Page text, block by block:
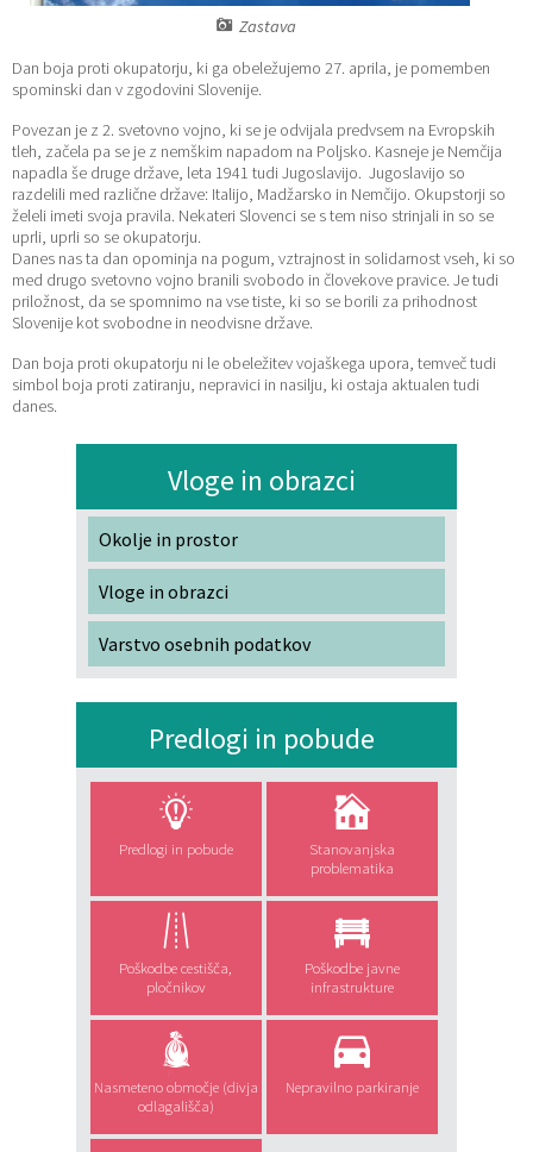
Zastava
Dan boja proti okupatorju, ki ga obeležujemo 27. aprila, je pomemben
spominski dan v zgodovini Slovenije.
Povezan je z 2. svetovno vojno, ki se je odvijala predvsem na Evropskih
tleh, začela pa se je z nemškim napadom na Poljsko. Kasneje je Nemčija
napadla še druge države, leta 1941 tudi Jugoslavijo. Jugoslavijo so
razdelili med različne države: Italijo, Madžarsko in Nemčijo. Okupstorji so
želeli imeti svoja pravila. Nekateri Slovenci se s tem niso strinjali in so se
uprli, uprli so se okupatorju.
Danes nas ta dan opominja na pogum, vztrajnost in solidarnost vseh, ki so
med drugo svetovno vojno branili svobodo in človekove pravice. Je tudi
priložnost, da se spomnimo na vse tiste, ki so se borili za prihodnost
Slovenije kot svobodne in neodvisne države.
Dan boja proti okupatorju ni le obeležitev vojaškega upora, temveč tudi
simbol boja proti zatiranju, nepravici in nasilju, ki ostaja aktualen tudi
danes.
Vloge in obrazci
Okolje in prostor
Vloge in obrazci
Varstvo osebnih podatkov
Predlogi in pobude
Predlogi in pobude
Stanovanjska
problematika
Poškodbe cestišča,
pločnikov
Poškodbe javne
infrastrukture
Nasmeteno območje (divja
odlagališča)
Nepravilno parkiranje
Katalog informacij javnega značaja